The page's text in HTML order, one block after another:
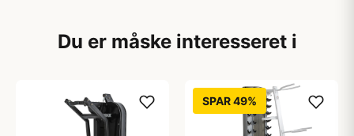
Du er måske interesseret i
SPAR 49%